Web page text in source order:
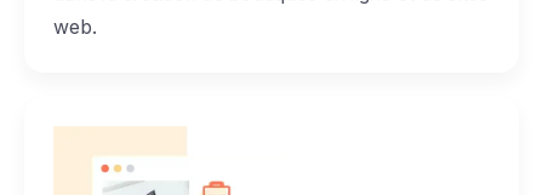
web.